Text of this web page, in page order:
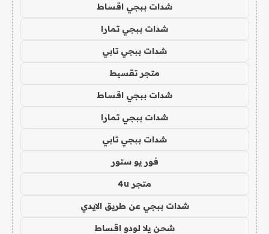
شدات ببجي اقساط
شدات ببجي تمارا
شدات ببجي تابي
متجر تقسيط
شدات ببجي اقساط
شدات ببجي تمارا
شدات ببجي تابي
فور يو ستور
متجر 4u
شدات ببجي عن طريق الايدي
شحن يلا لودو اقساط